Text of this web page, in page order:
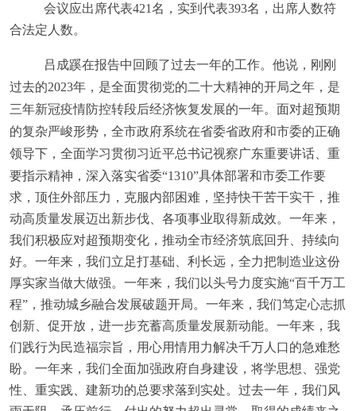
会议应出席代表421名，实到代表393名，出席人数符
合法定人数。
吕成蹊在报告中回顾了过去一年的工作。他说，刚刚
过去的2023年，是全面贯彻党的二十大精神的开局之年，是
三年新冠疫情防控转段后经济恢复发展的一年。面对超预期
的复杂严峻形势，全市政府系统在省委省政府和市委的正确
领导下，全面学习贯彻习近平总书记视察广东重要讲话、重
要指示精神，深入落实省委“1310”具体部署和市委工作要
求，顶住外部压力，克服内部困难，坚持快干苦干实干，推
动高质量发展迈出新步伐、各项事业取得新成效。一年来，
我们积极应对超预期变化，推动全市经济筑底回升、持续向
好。一年来，我们立足打基础、利长远，全力把制造业这份
厚实家当做大做强。一年来，我们以头号力度实施“百千万工
程”，推动城乡融合发展破题开局。一年来，我们笃定心志抓
创新、促开放，进一步充蓄高质量发展新动能。一年来，我
们践行为民造福宗旨，用心用情用力解决千万人口的急难愁
盼。一年来，我们全面加强政府自身建设，将学思想、强党
性、重实践、建新功的总要求落到实处。过去一年，我们风